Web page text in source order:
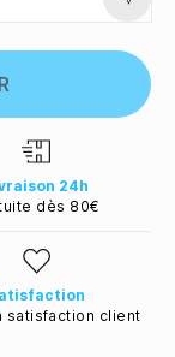
24h
dès 80€
satisfaction client